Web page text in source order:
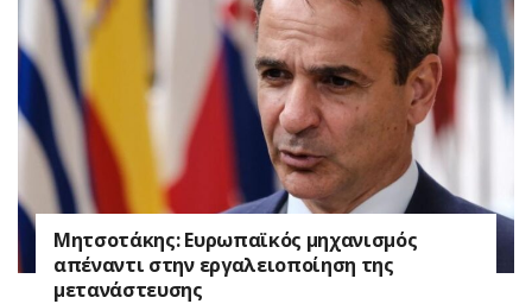
Μητσοτάκης: Ευρωπαϊκός μηχανισμός
απέναντι στην εργαλειοποίηση της
μετανάστευσης